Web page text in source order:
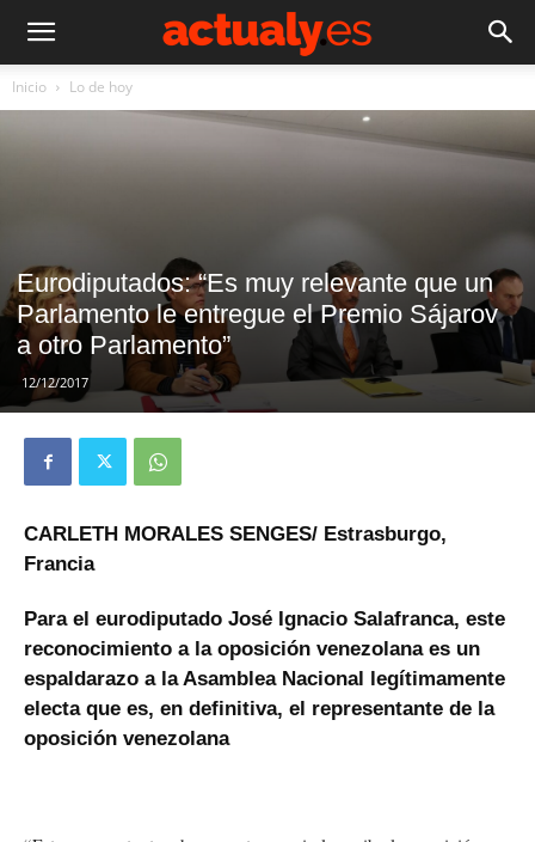
Inicio Lo de hoy
Eurodiputados: “Es muy relevante que un
Parlamento le entregue el Premio Sájarov
a otro Parlamento”
12/12/2017
CARLETH MORALES SENGES/ Estrasburgo,
Francia
Para el eurodiputado José Ignacio Salafranca, este
reconocimiento a la oposición venezolana es un
espaldarazo a la Asamblea Nacional legítimamente
electa que es, en definitiva, el representante de la
oposición venezolana